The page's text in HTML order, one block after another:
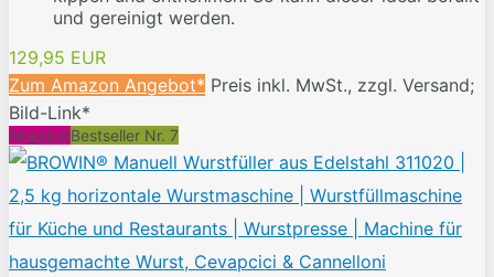
und gereinigt werden.
129,95 EUR
Zum Amazon Angebot* Preis inkl. MwSt., zzgl. Versand;
Bild-Link*
AngebotBestseller Nr. 7